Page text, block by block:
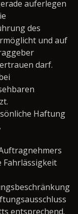
auferlegen
des
und auf
darf.
Haftung
Fahrlässigkeit
entsprechend.